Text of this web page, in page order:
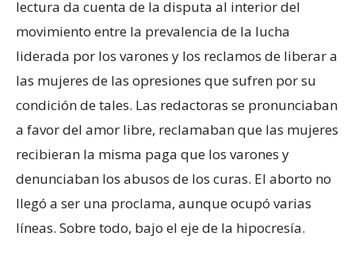
lectura da cuenta de la disputa al interior del
movimiento entre la prevalencia de la lucha
liderada por los varones y los reclamos de liberar a
las mujeres de las opresiones que sufren por su
condición de tales. Las redactoras se pronunciaban
a favor del amor libre, reclamaban que las mujeres
recibieran la misma paga que los varones y
denunciaban los abusos de los curas. El aborto no
llegó a ser una proclama, aunque ocupó varias
líneas. Sobre todo, bajo el eje de la hipocresía.